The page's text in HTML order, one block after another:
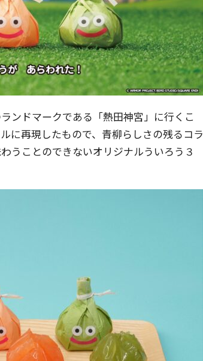
ンドマークである「熱田神宮」に行くこ
に再現したもので、青柳らしさの残るコラ
うことのできないオリジナルういろう３